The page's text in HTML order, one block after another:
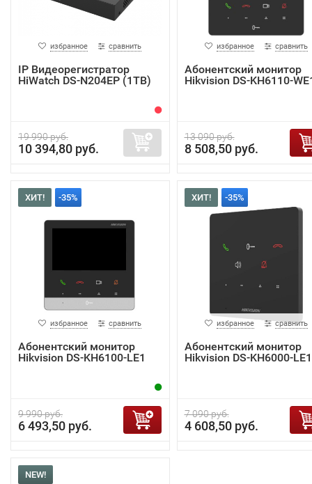
избранное сравнить
IP Видеорегистратор
HiWatch DS-N204EP (1TB)
19 990 руб.
10 394,80 руб.
избранное сравнить
Абонентский монитор
Hikvision DS-KH6110-
13 090 руб.
8 508,50 руб.
ХИТ! -35%
избранное сравнить
Абонентский монитор
Hikvision DS-KH6100-LE1
9 990 руб.
6 493,50 руб.
ХИТ! -35%
избранное сравнить
Абонентский монитор
Hikvision DS-KH6000-LE1
7 090 руб.
4 608,50 руб.
NEW!